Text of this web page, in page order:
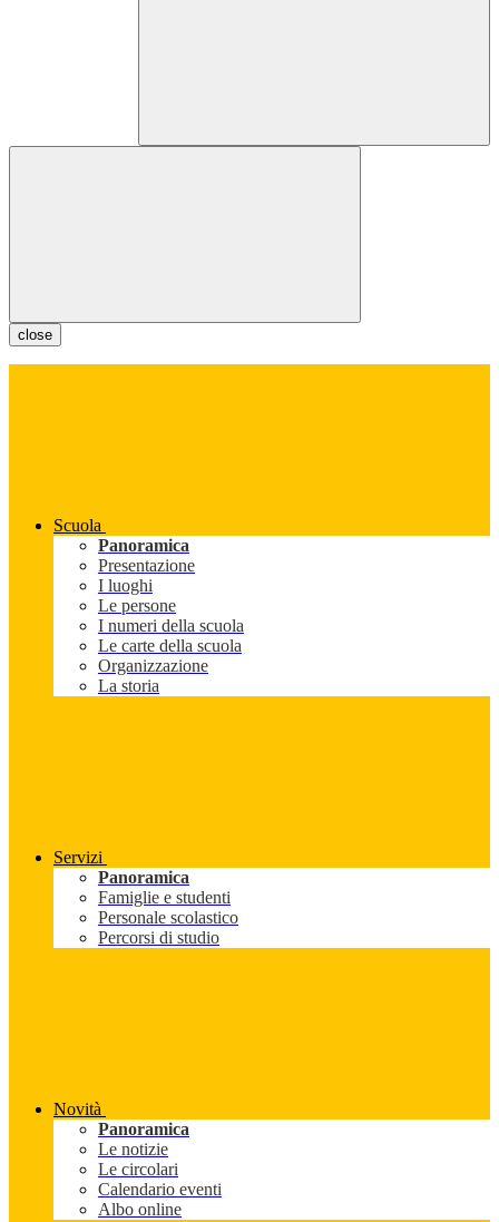
close
Scuola
Panoramica
Presentazione
I luoghi
Le persone
I numeri della scuola
Le carte della scuola
Organizzazione
La storia
Servizi
Panoramica
Famiglie e studenti
Personale scolastico
Percorsi di studio
Novità
Panoramica
Le notizie
Le circolari
Calendario eventi
Albo online